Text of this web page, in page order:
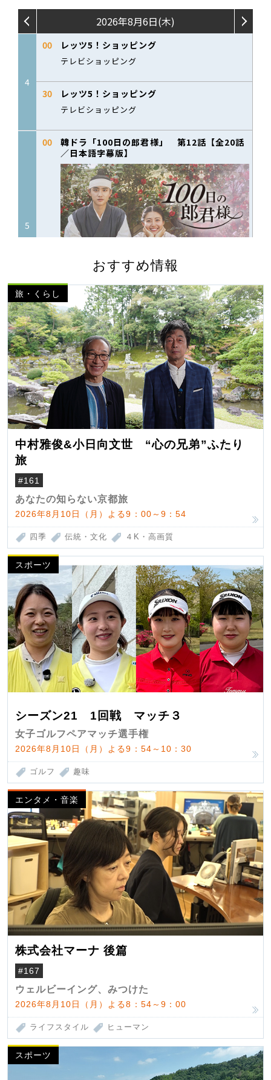
おすすめ情報
旅・くらし
中村雅俊&小日向文世 “心の兄弟”ふたり
旅
#161
あなたの知らない京都旅
2026年8月10日（月）よる9：00～9：54
四季 伝統・文化 ４K・高画質
スポーツ
シーズン21 1回戦 マッチ３
女子ゴルフペアマッチ選手権
2026年8月10日（月）よる9：54～10：30
ゴルフ 趣味
エンタメ・音楽
株式会社マーナ 後篇
#167
ウェルビーイング、みつけた
2026年8月10日（月）よる8：54～9：00
ライフスタイル ヒューマン
スポーツ